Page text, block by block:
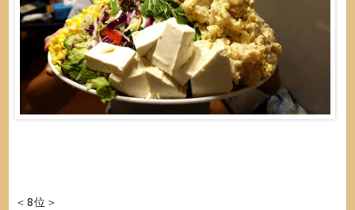
＜8位＞